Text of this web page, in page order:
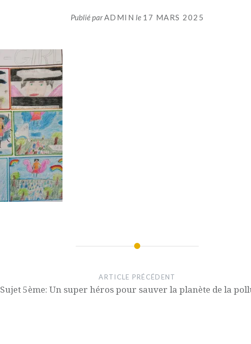
Publié parADMIN le 17 MARS 2025
ARTICLE PRÉCÉDENT
Sujet 5ème: Un super héros pour sauver la planète de la